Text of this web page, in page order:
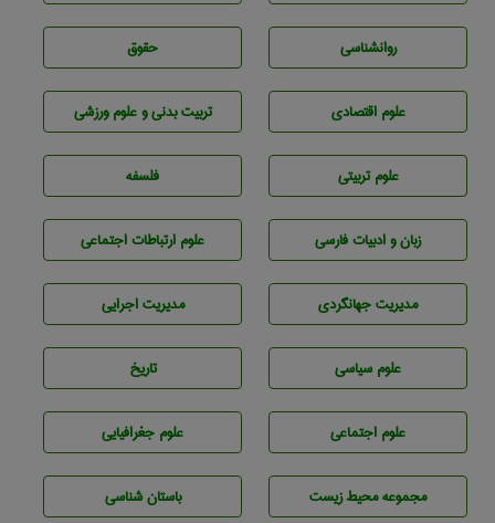
روانشناسی حقوق
علوم اقتصادی تربيت بدنی و علوم ورزشی
علوم تربيتی فلسفه
زبان و ادبيات فارسی علوم ارتباطات اجتماعی
مديريت جهانگردی مديريت اجرايی
علوم سياسی تاريخ
علوم اجتماعی علوم جغرافيايی
مجموعه محيط زيست باستان شناسی